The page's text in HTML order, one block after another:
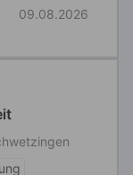
09.08.2026